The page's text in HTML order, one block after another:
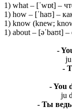
1) what – [ˈwɒt] –
1) how – [ˈhaʊ] –
1) know (knew;
1) about – [əˈbaʊt] –
-
ju
-
- You
ju
- Ты